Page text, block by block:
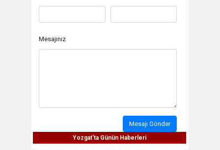
Mesajınız
Mesajı Gönder
Yozgat'ta Günün Haberleri